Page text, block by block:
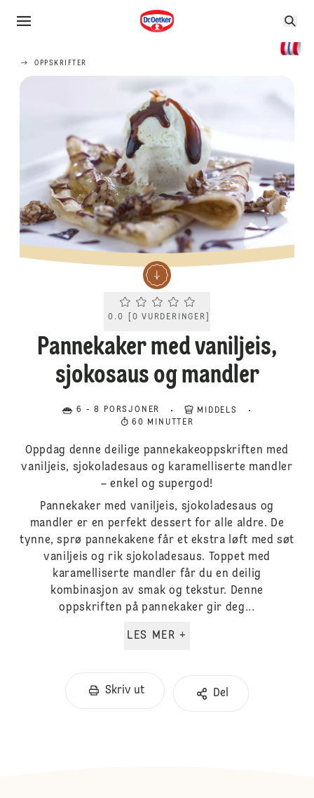
OPPSKRIFTER
Current rating 0.0. Click to rate.
0.0 0 VURDERINGER
Pannekaker med vaniljeis,
sjokosaus og mandler
6 - 8 PORSJONER
MIDDELS
60 MINUTTER
Oppdag denne deilige pannekakeoppskriften med
vaniljeis, sjokoladesaus og karamelliserte mandler
– enkel og supergod!
Pannekaker med vaniljeis, sjokoladesaus og
mandler er en perfekt dessert for alle aldre. De
tynne, sprø pannekakene får et ekstra løft med søt
vaniljeis og rik sjokoladesaus. Toppet med
karamelliserte mandler får du en deilig
kombinasjon av smak og tekstur. Denne
oppskriften på pannekaker gir deg...
LES MER +
Skriv ut Del